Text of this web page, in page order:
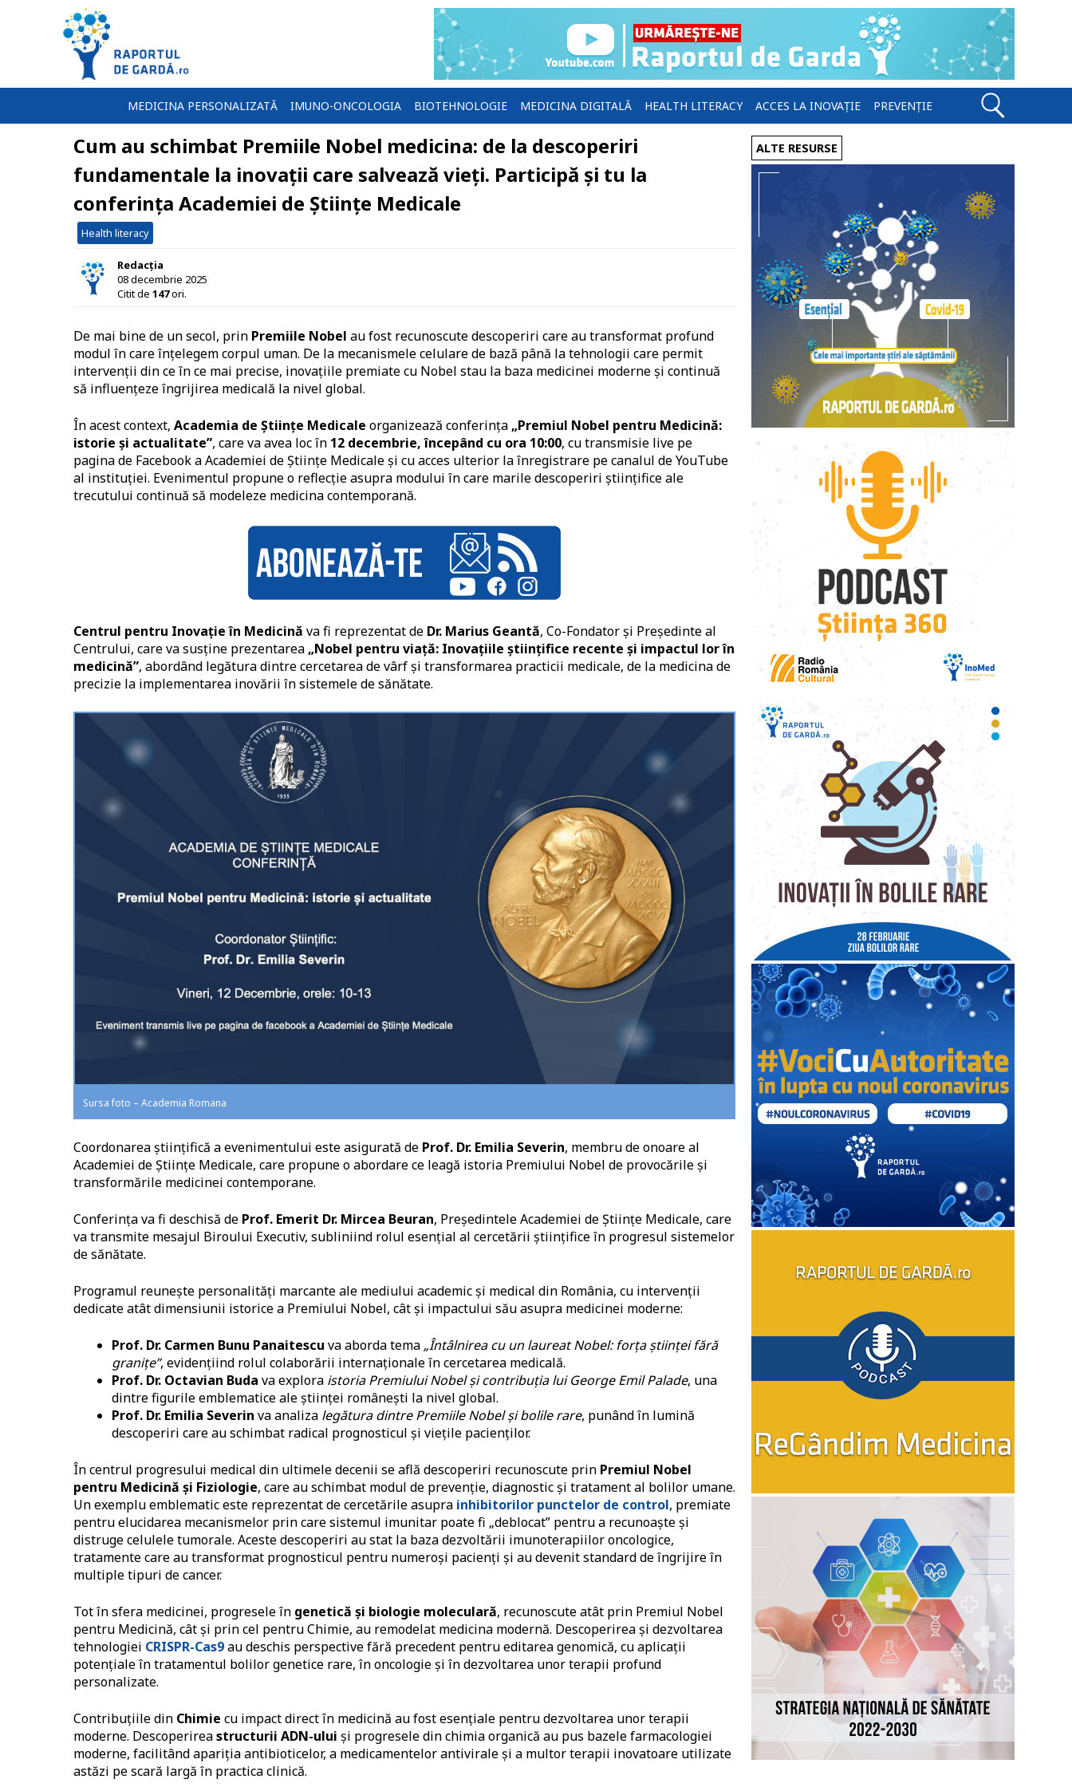
MEDICINA PERSONALIZATĂ IMUNO-ONCOLOGIA BIOTEHNOLOGIE MEDICINA DIGITALĂ HEALTH LITERACY ACCES LA INOVAȚIE PREVENȚIE
Cum au schimbat Premiile Nobel medicina: de la descoperiri
fundamentale la inovații care salvează vieți. Participă și tu la
conferința Academiei de Științe Medicale
Health literacy
Redacția
08 decembrie 2025
Citit de 147ori.
De mai bine de un secol, prin Premiile Nobel au fost recunoscute descoperiri care au transformat profund
modul în care înțelegem corpul uman. De la mecanismele celulare de bază până la tehnologii care permit
intervenții din ce în ce mai precise, inovațiile premiate cu Nobel stau la baza medicinei moderne și continuă
să influențeze îngrijirea medicală la nivel global.
În acest context, Academia de Științe Medicale organizează conferința „Premiul Nobel pentru Medicină:
istorie și actualitate”, care va avea loc în 12 decembrie, începând cu ora 10:00, cu transmisie live pe
pagina de Facebook a Academiei de Științe Medicale și cu acces ulterior la înregistrare pe canalul de YouTube
al instituției. Evenimentul propune o reflecție asupra modului în care marile descoperiri științifice ale
trecutului continuă să modeleze medicina contemporană.
Centrul pentru Inovație în Medicină va fi reprezentat de Dr. Marius Geantă, Co-Fondator și Președinte al
Centrului, care va susține prezentarea „Nobel pentru viață: Inovațiile științifice recente și impactul lor în
medicină”, abordând legătura dintre cercetarea de vârf și transformarea practicii medicale, de la medicina de
precizie la implementarea inovării în sistemele de sănătate.
Sursa foto – Academia Romana
Coordonarea științifică a evenimentului este asigurată de Prof. Dr. Emilia Severin, membru de onoare al
Academiei de Științe Medicale, care propune o abordare ce leagă istoria Premiului Nobel de provocările și
transformările medicinei contemporane.
Conferința va fi deschisă de Prof. Emerit Dr. Mircea Beuran, Președintele Academiei de Științe Medicale, care
va transmite mesajul Biroului Executiv, subliniind rolul esențial al cercetării științifice în progresul sistemelor
de sănătate.
Programul reunește personalități marcante ale mediului academic și medical din România, cu intervenții
dedicate atât dimensiunii istorice a Premiului Nobel, cât și impactului său asupra medicinei moderne:
Prof. Dr. Carmen Bunu Panaitescu va aborda tema „Întâlnirea cu un laureat Nobel: forța științei fără
granițe”, evidențiind rolul colaborării internaționale în cercetarea medicală.
Prof. Dr. Octavian Buda va explora istoria Premiului Nobel și contribuția lui George Emil Palade, una
dintre figurile emblematice ale științei românești la nivel global.
Prof. Dr. Emilia Severin va analiza legătura dintre Premiile Nobel și bolile rare, punând în lumină
descoperiri care au schimbat radical prognosticul și viețile pacienților.
În centrul progresului medical din ultimele decenii se află descoperiri recunoscute prin Premiul Nobel
pentru Medicină și Fiziologie, care au schimbat modul de prevenție, diagnostic și tratament al bolilor umane.
Un exemplu emblematic este reprezentat de cercetările asupra inhibitorilor punctelor de control, premiate
pentru elucidarea mecanismelor prin care sistemul imunitar poate fi „deblocat” pentru a recunoaște și
distruge celulele tumorale. Aceste descoperiri au stat la baza dezvoltării imunoterapiilor oncologice,
tratamente care au transformat prognosticul pentru numeroși pacienți și au devenit standard de îngrijire în
multiple tipuri de cancer.
Tot în sfera medicinei, progresele în genetică și biologie moleculară, recunoscute atât prin Premiul Nobel
pentru Medicină, cât și prin cel pentru Chimie, au remodelat medicina modernă. Descoperirea și dezvoltarea
tehnologiei CRISPR-Cas9au deschis perspective fără precedent pentru editarea genomică, cu aplicații
potențiale în tratamentul bolilor genetice rare, în oncologie și în dezvoltarea unor terapii profund
personalizate.
Contribuțiile din Chimie cu impact direct în medicină au fost esențiale pentru dezvoltarea unor terapii
moderne. Descoperireastructurii ADN-ului și progresele din chimia organică au pus bazele farmacologiei
moderne, facilitând apariția antibioticelor, a medicamentelor antivirale și a multor terapii inovatoare utilizate
astăzi pe scară largă în practica clinică.
ALTE RESURSE